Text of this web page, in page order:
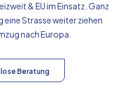
& EU im Einsatz. Ganz
eine Strasse weiter ziehen
nachEuropa
Beratung